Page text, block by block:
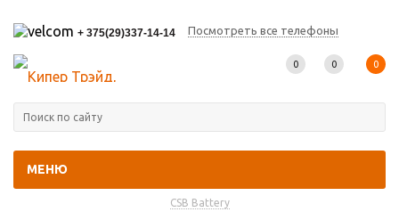
+ 375(29)337-14-14 Посмотреть все телефоны
МЕНЮ
0 0 0
CSB Battery